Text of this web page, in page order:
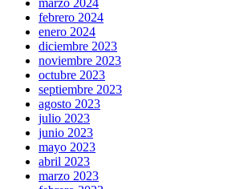
marzo 2024
febrero 2024
enero 2024
diciembre 2023
noviembre 2023
octubre 2023
septiembre 2023
agosto 2023
julio 2023
junio 2023
mayo 2023
abril 2023
marzo 2023